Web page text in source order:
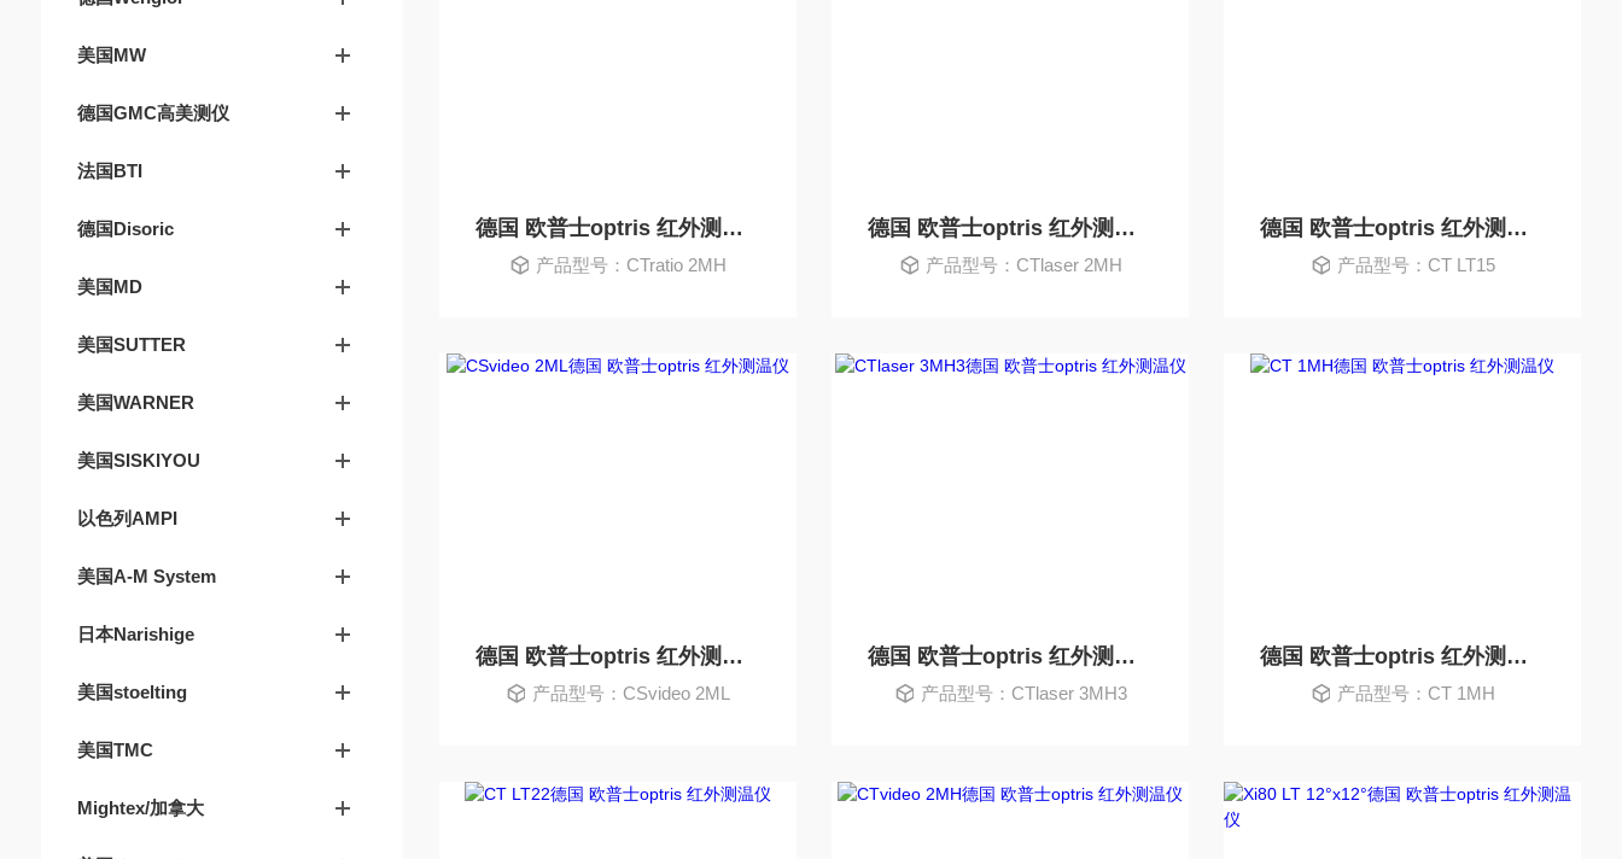
美国MW
德国GMC高美测仪
法国BTI
德国Disoric
美国MD
美国SUTTER
美国WARNER
美国SISKIYOU
以色列AMPI
美国A-M System
日本Narishige
美国stoelting
美国TMC
Mightex/加拿大
德国 欧普士optris 红外测温仪
产品型号：CTratio 2MH
德国 欧普士optris 红外测温仪
产品型号：CTlaser 2MH
德国 欧普士optris 红外测温仪
产品型号：CT LT15
德国 欧普士optris 红外测温仪
产品型号：CSvideo 2ML
德国 欧普士optris 红外测温仪
产品型号：CTlaser 3MH3
德国 欧普士optris 红外测温仪
产品型号：CT 1MH